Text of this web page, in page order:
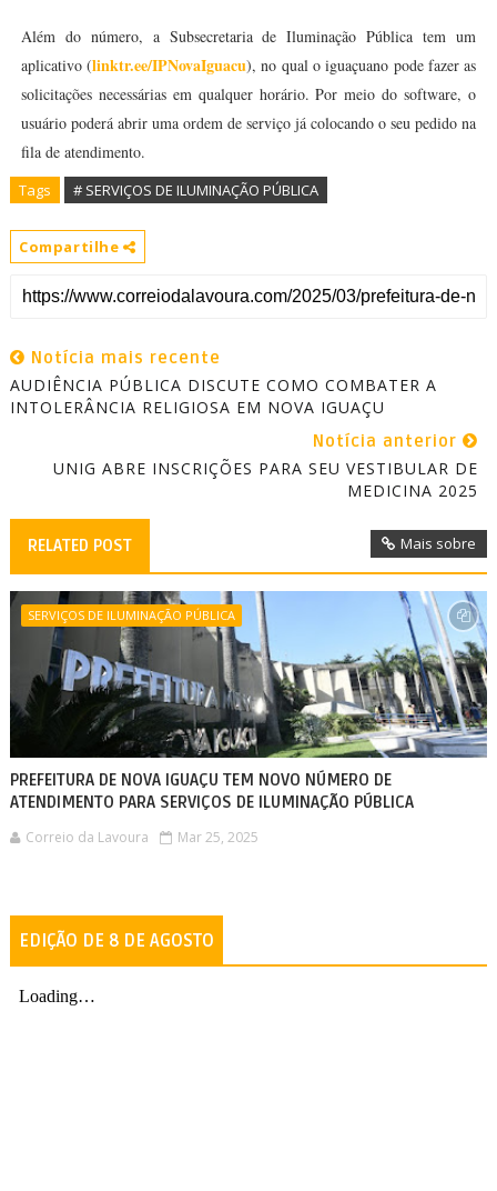
Além do número, a Subsecretaria de Iluminação Pública tem um
aplicativo (linktr.ee/IPNovaIguacu), no qual o iguaçuano pode fazer as
solicitações necessárias em qualquer horário. Por meio do software, o
usuário poderá abrir uma ordem de serviço já colocando o seu pedido na
fila de atendimento.
Tags # SERVIÇOS DE ILUMINAÇÃO PÚBLICA
Compartilhe
Notícia mais recente
AUDIÊNCIA PÚBLICA DISCUTE COMO COMBATER A
INTOLERÂNCIA RELIGIOSA EM NOVA IGUAÇU
Notícia anterior
UNIG ABRE INSCRIÇÕES PARA SEU VESTIBULAR DE
MEDICINA 2025
RELATED POST Mais sobre
SERVIÇOS DE ILUMINAÇÃO PÚBLICA
PREFEITURA DE NOVA IGUAÇU TEM NOVO NÚMERO DE
ATENDIMENTO PARA SERVIÇOS DE ILUMINAÇÃO PÚBLICA
Correio da Lavoura Mar 25, 2025
EDIÇÃO DE 8 DE AGOSTO